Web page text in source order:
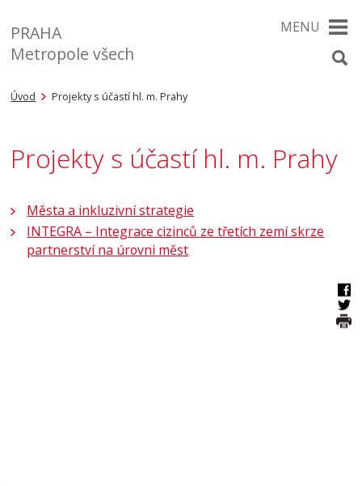
PRAHA
Metropole všech
MENU
Úvod Projekty s účastí hl. m. Prahy
Projekty s účastí hl. m. Prahy
Města a inkluzivní strategie
INTEGRA – Integrace cizinců ze třetích zemí skrze
partnerství na úrovni měst